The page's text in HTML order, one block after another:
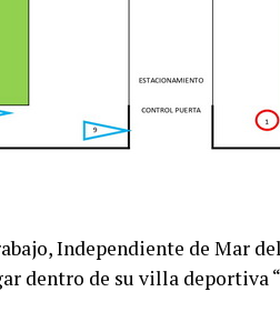
Independiente de Mar
dentro de su villa deportiva